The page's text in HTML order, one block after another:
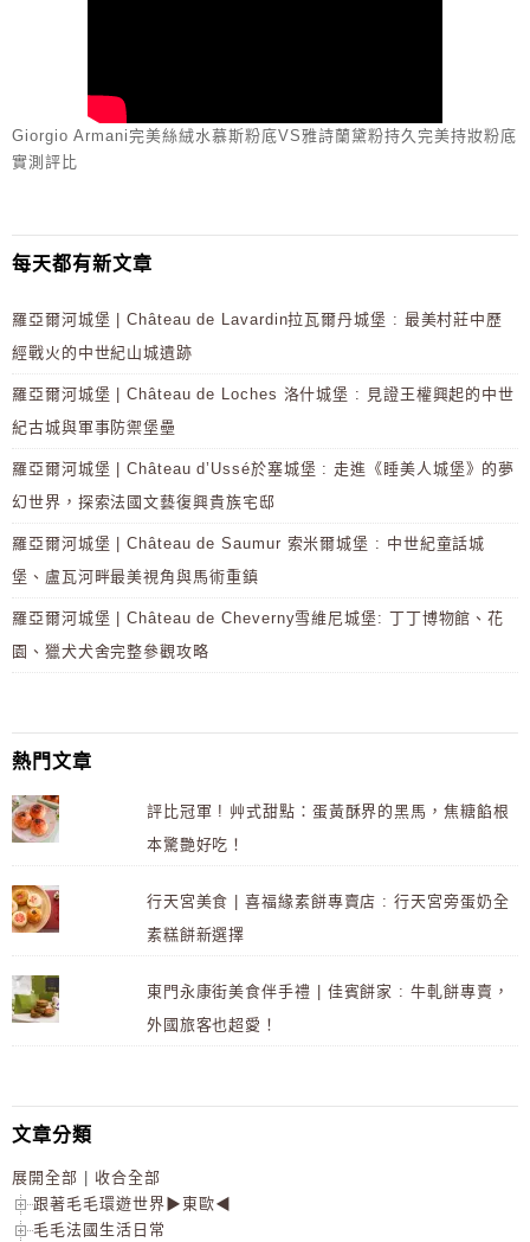
Giorgio Armani完美絲絨水慕斯粉底VS雅詩蘭黛粉持久完美持妝粉底
實測評比
每天都有新文章
羅亞爾河城堡 | Château de Lavardin拉瓦爾丹城堡 : 最美村莊中歷
經戰火的中世紀山城遺跡
羅亞爾河城堡 | Château de Loches 洛什城堡 : 見證王權興起的中世
紀古城與軍事防禦堡壘
羅亞爾河城堡 | Château d’Ussé於塞城堡 : 走進《睡美人城堡》的夢
幻世界，探索法國文藝復興貴族宅邸
羅亞爾河城堡 | Château de Saumur 索米爾城堡 : 中世紀童話城
堡、盧瓦河畔最美視角與馬術重鎮
羅亞爾河城堡 | Château de Cheverny雪維尼城堡: 丁丁博物館、花
園、獵犬犬舍完整參觀攻略
熱門文章
評比冠軍 ! 艸式甜點：蛋黃酥界的黑馬，焦糖餡根
本驚艷好吃！
行天宮美食 | 喜福緣素餅專賣店 : 行天宮旁蛋奶全
素糕餅新選擇
東門永康街美食伴手禮 | 佳賓餅家 : 牛軋餅專賣，
外國旅客也超愛！
文章分類
展開全部
收合全部
跟著毛毛環遊世界▶東歐◀
毛毛法國生活日常